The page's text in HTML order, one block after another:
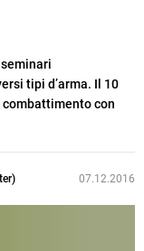
tipi d’arma. Il 10
con
07.12.2016